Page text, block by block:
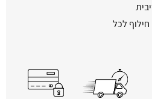
לכל